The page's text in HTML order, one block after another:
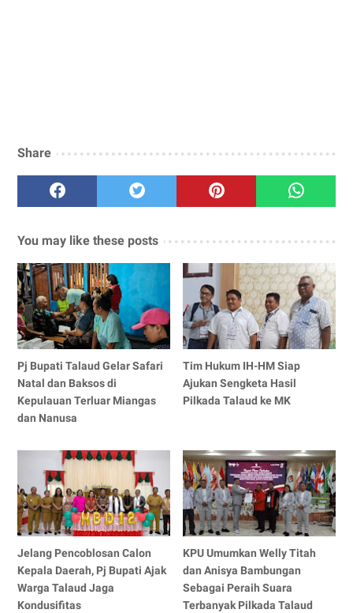
Share
You may like these posts
Pj Bupati Talaud Gelar Safari
Natal dan Baksos di
Kepulauan Terluar Miangas
dan Nanusa
Tim Hukum IH-HM Siap
Ajukan Sengketa Hasil
Pilkada Talaud ke MK
Jelang Pencoblosan Calon
Kepala Daerah, Pj Bupati Ajak
Warga Talaud Jaga
Kondusifitas
KPU Umumkan Welly Titah
dan Anisya Bambungan
Sebagai Peraih Suara
Terbanyak Pilkada Talaud